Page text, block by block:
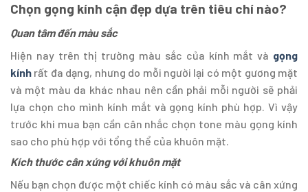
Chọn gọng kính cận đẹp dựa trên tiêu chí nào?
Quan tâm đến màu sắc
Hiện nay trên thị trường màu sắc của kính mắt và gọng
kính rất đa dạng, nhưng do mỗi người lại có một gương mặt
và một màu da khác nhau nên cần phải mỗi người sẽ phải
lựa chọn cho mình kính mắt và gọng kính phù hợp. Vì vậy
trước khi mua bạn cần cân nhắc chọn tone màu gọng kính
sao cho phù hợp với tổng thể của khuôn mặt.
Kích thước cân xứng với khuôn mặt
Nếu bạn chọn được một chiếc kính có màu sắc và cân xứng